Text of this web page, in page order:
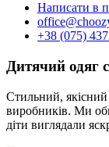
Написати в
+38 (075)
Дитячий одяг
Стильний, якісний
виробників. Ми
діти виглядали